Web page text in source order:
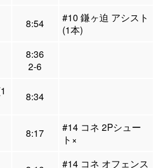
8:54
#10 鎌ヶ迫 アシスト
(1本)
8:36
2-6
8:34
8:17
#14 コネ 2Pシュー
ト×
#14 コネ オフェンス